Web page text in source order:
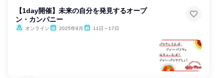
【1day開催】未来の自分を発見するオープ
ン・カンパニー
オンライン 2025年9月 11日～17日